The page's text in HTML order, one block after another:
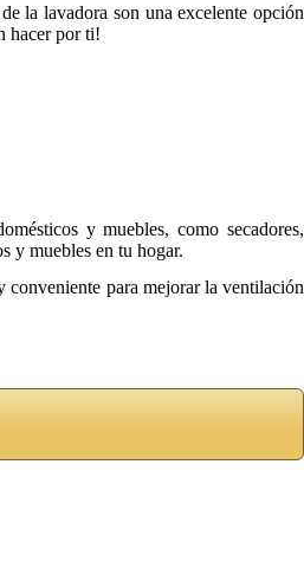
la lavadora son una excelente opción
hacer por ti!
y muebles, como secadores,
y muebles en tu hogar.
conveniente para mejorar la ventilación